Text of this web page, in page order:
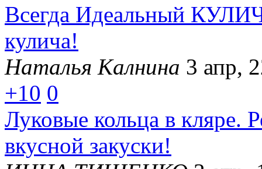
Всегда Идеальный
кулича!
Наталья Калнина 3 апр,
+10 0
Луковые кольца в кляре.
вкусной закуски!